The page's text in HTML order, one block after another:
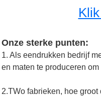
Onze sterke punten:
1. Als eendrukken bedrijf
en maten te produceren
2.TWo fabrieken, hoe